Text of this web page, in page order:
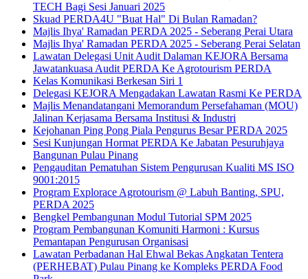
TECH Bagi Sesi Januari 2025
Skuad PERDA4U "Buat Hal" Di Bulan Ramadan?
Majlis Ihya' Ramadan PERDA 2025 - Seberang Perai Utara
Majlis Ihya' Ramadan PERDA 2025 - Seberang Perai Selatan
Lawatan Delegasi Unit Audit Dalaman KEJORA Bersama
Jawatankuasa Audit PERDA Ke Agrotourism PERDA
Kelas Komunikasi Berkesan Siri 1
Delegasi KEJORA Mengadakan Lawatan Rasmi Ke PERDA
Majlis Menandatangani Memorandum Persefahaman (MOU)
Jalinan Kerjasama Bersama Institusi & Industri
Kejohanan Ping Pong Piala Pengurus Besar PERDA 2025
Sesi Kunjungan Hormat PERDA Ke Jabatan Pesuruhjaya
Bangunan Pulau Pinang
Pengauditan Pematuhan Sistem Pengurusan Kualiti MS ISO
9001:2015
Program Explorace Agrotourism @ Labuh Banting, SPU,
PERDA 2025
Bengkel Pembangunan Modul Tutorial SPM 2025
Program Pembangunan Komuniti Harmoni : Kursus
Pemantapan Pengurusan Organisasi
Lawatan Perbadanan Hal Ehwal Bekas Angkatan Tentera
(PERHEBAT) Pulau Pinang ke Kompleks PERDA Food